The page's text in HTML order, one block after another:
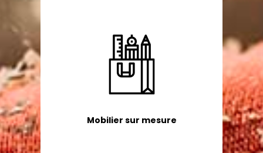
Mobilier sur mesure